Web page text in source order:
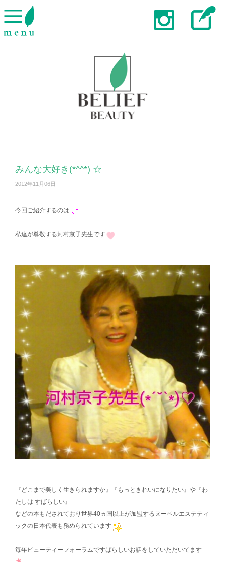
みんな大好き(*^^*) ☆
2012年11月06日
今回ご紹介するのは
私達が尊敬する河村京子先生です
『どこまで美しく生きられますか』『もっときれいになりたい』や『わ
たしは すばらしい』
などの本もだされており世界40ヵ国以上が加盟するヌーベルエステティ
ックの日本代表も務められています
毎年ビューティーフォーラムですばらしいお話をしていただいてます